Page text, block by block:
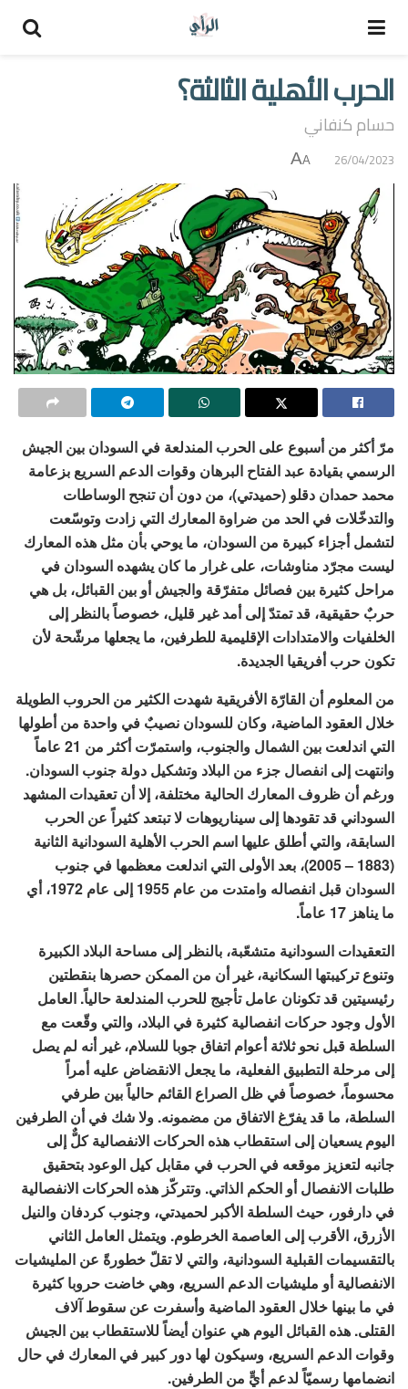
الحرب الأهلية الثالثة؟
حسام كنفاني
26/04/2023
A
A
مرّ أكثر من أسبوع على الحرب المندلعة في السودان بين الجيش
الرسمي بقيادة عبد الفتاح البرهان وقوات الدعم السريع بزعامة
محمد حمدان دقلو (حميدتي)، من دون أن تنجح الوساطات
والتدخّلات في الحد من ضراوة المعارك التي زادت وتوسّعت
لتشمل أجزاء كبيرة من السودان، ما يوحي بأن مثل هذه المعارك
ليست مجرّد مناوشات، على غرار ما كان يشهده السودان في
مراحل كثيرة بين فصائل متفرّقة والجيش أو بين القبائل، بل هي
حربٌ حقيقية، قد تمتدّ إلى أمد غير قليل، خصوصاً بالنظر إلى
الخلفيات والامتدادات الإقليمية للطرفين، ما يجعلها مرشّحة لأن
تكون حرب أفريقيا الجديدة.
من المعلوم أن القارّة الأفريقية شهدت الكثير من الحروب الطويلة
خلال العقود الماضية، وكان للسودان نصيبٌ في واحدة من أطولها
التي اندلعت بين الشمال والجنوب، واستمرّت أكثر من 21 عاماً
وانتهت إلى انفصال جزء من البلاد وتشكيل دولة جنوب السودان.
ورغم أن ظروف المعارك الحالية مختلفة، إلا أن تعقيدات المشهد
السوداني قد تقودها إلى سيناريوهات لا تبتعد كثيراً عن الحرب
السابقة، والتي أطلق عليها اسم الحرب الأهلية السودانية الثانية
(1883 – 2005)، بعد الأولى التي اندلعت معظمها في جنوب
السودان قبل انفصاله وامتدت من عام 1955 إلى عام 1972، أي
ما يناهز 17 عاماً.
التعقيدات السودانية متشعّبة، بالنظر إلى مساحة البلاد الكبيرة
وتنوع تركيبتها السكانية، غير أن من الممكن حصرها بنقطتين
رئيسيتين قد تكونان عامل تأجيج للحرب المندلعة حالياً. العامل
الأول وجود حركات انفصالية كثيرة في البلاد، والتي وقّعت مع
السلطة قبل نحو ثلاثة أعوام اتفاق جوبا للسلام، غير أنه لم يصل
إلى مرحلة التطبيق الفعلية، ما يجعل الانقضاض عليه أمراً
محسوماً، خصوصاً في ظل الصراع القائم حالياً بين طرفي
السلطة، ما قد يفرّغ الاتفاق من مضمونه. ولا شك في أن الطرفين
اليوم يسعيان إلى استقطاب هذه الحركات الانفصالية كلٌّ إلى
جانبه لتعزيز موقعه في الحرب في مقابل كيل الوعود بتحقيق
طلبات الانفصال أو الحكم الذاتي. وتتركّز هذه الحركات الانفصالية
في دارفور، حيث السلطة الأكبر لحميدتي، وجنوب كردفان والنيل
الأزرق، الأقرب إلى العاصمة الخرطوم. ويتمثل العامل الثاني
بالتقسيمات القبلية السودانية، والتي لا تقلّ خطورةً عن المليشيات
الانفصالية أو مليشيات الدعم السريع، وهي خاضت حروبا كثيرة
في ما بينها خلال العقود الماضية وأسفرت عن سقوط آلاف
القتلى. هذه القبائل اليوم هي عنوان أيضاً للاستقطاب بين الجيش
وقوات الدعم السريع، وسيكون لها دور كبير في المعارك في حال
انضمامها رسميّاً لدعم أيٍّ من الطرفين.